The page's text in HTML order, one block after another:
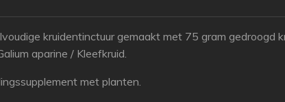
kruidentinctuur gemaakt met 75 gram gedroogd
aparine / Kleefkruid.
met planten.